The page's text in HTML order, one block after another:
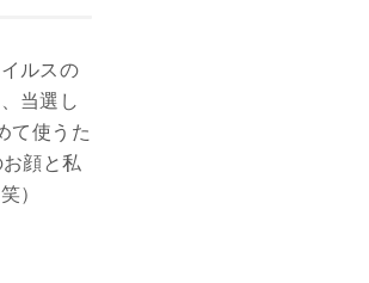
ルスの
当選し
て使うた
顔と私
）